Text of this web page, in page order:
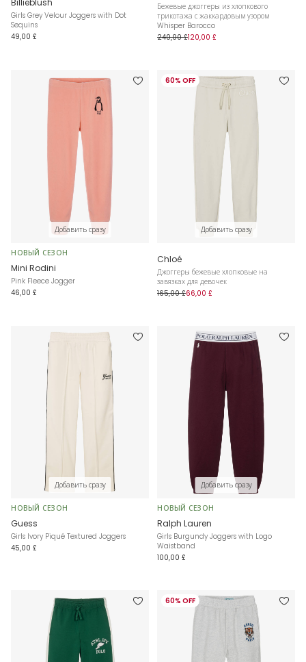
Billieblush
Girls Grey Velour Joggers with Dot
Sequins
49,00 £
Бежевые джоггеры из хлопкового
трикотажа с жаккардовым узором
Whisper Barocco
240,00 £120,00 £
Добавить сразу
НОВЫЙ СЕЗОН
Mini Rodini
Pink Fleece Jogger
46,00 £
60% OFF
Добавить сразу
Chloé
Джоггеры бежевые хлопковые на
завязках для девочек
165,00 £66,00 £
Добавить сразу
НОВЫЙ СЕЗОН
Guess
Girls Ivory Piqué Textured Joggers
45,00 £
Добавить сразу
НОВЫЙ СЕЗОН
Ralph Lauren
Girls Burgundy Joggers with Logo
Waistband
100,00 £
60% OFF